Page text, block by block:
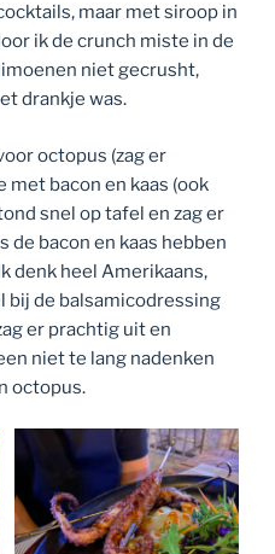
maar met siroop in
ik de crunch miste in de
niet gecrusht,
drankje was.
octopus (zag er
met bacon en kaas (ook
snel op tafel en zag er
de bacon en kaas hebben
denk heel Amerikaans,
bij de balsamicodressing
er prachtig uit en
niet te lang nadenken
octopus.